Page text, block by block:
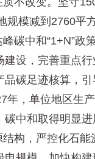
模减到2760平
中和“1+N”政
设，完善重点
碳足迹核算，
，单位地区生
中和取得明显进
，严控化石能